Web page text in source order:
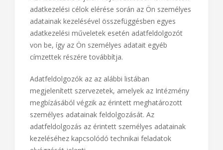
adatkezelési célok elérése során az Ön személyes
adatainak kezelésével összefüggésben egyes
adatkezelési műveletek esetén adatfeldolgozót
von be, így az Ön személyes adatait egyéb
címzettek részére továbbítja.
Adatfeldolgozók az az alábbi listában
megjelenített szervezetek, amelyek az Intézmény
megbízásából végzik az érintett meghatározott
személyes adatainak feldolgozását. Az
adatfeldolgozás az érintett személyes adatainak
kezeléséhez kapcsolódó technikai feladatok